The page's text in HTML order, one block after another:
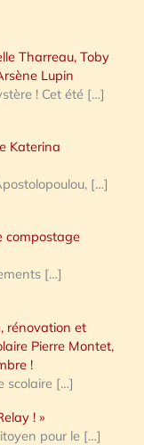
Tharreau, Toby
Lupin
! Cet été […]
Katerina
[…]
compostage
[…]
rénovation et
Pierre Montet,
!
scolaire […]
! »
pour le […]